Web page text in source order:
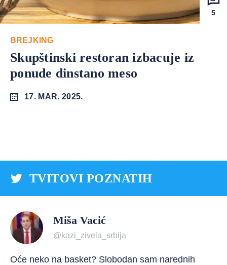
5
BREJKING
Skupštinski restoran izbacuje iz
ponude dinstano meso
17. MAR. 2025.
TVITOVI POZNATIH
Miša Vacić
@kazi_zivela_srbija
Oće neko na basket? Slobodan sam narednih